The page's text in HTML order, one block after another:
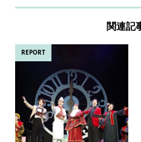
関連記
REPORT